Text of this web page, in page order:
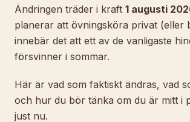
Ändringen träder i kraft 1 augusti
planerar att övningsköra privat (eller
innebär det att ett av de vanligaste
försvinner i sommar.
Här är vad som faktiskt ändras, vad
och hur du bör tänka om du är mitt i
just nu.